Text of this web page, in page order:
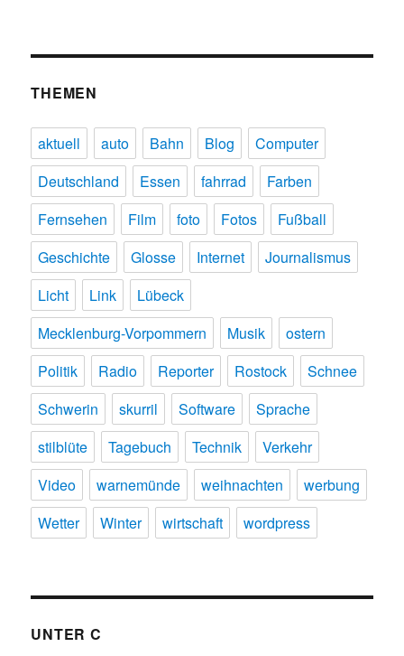
THEMEN
aktuell auto Bahn Blog
Computer
Deutschland
Essen fahrrad
Farben
Fernsehen
Film foto Fotos
Fußball
Geschichte
Glosse Internet
Journalismus
Licht
Link
Lübeck
Mecklenburg-Vorpommern
Musik
ostern
Politik
Radio Reporter Rostock
Schnee
Schwerin
skurril Software
Sprache
stilblüte
Tagebuch Technik
Verkehr
Video
warnemünde weihnachten
werbung
Wetter
Winter wirtschaft wordpress
UNTER C